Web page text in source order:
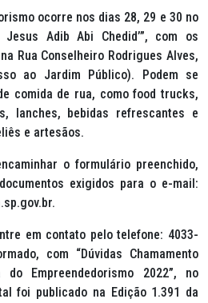
ocorre nos dias 28, 29 e 30 no
Adib Abi Chedid’”, com os
Rua Conselheiro Rodrigues Alves,
ao Jardim Público). Podem se
comida de rua, comofood trucks,
lanches, bebidas refrescantes e
e artesãos.
o formulário preenchido,
exigidos para o e-mail:
em contato pelo telefone: 4033-
com “Dúvidas Chamamento
do Empreendedorismo 2022”, no
foi publicado na Edição 1.391 da